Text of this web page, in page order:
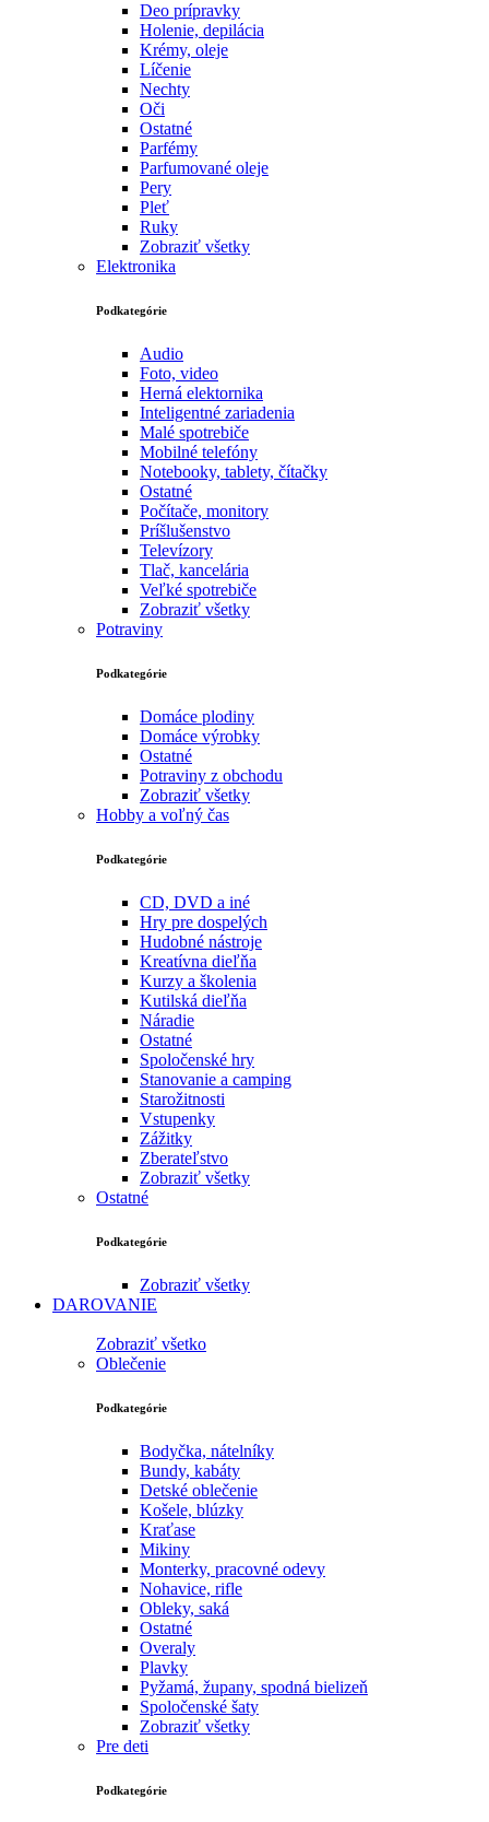
Deo prípravky
Holenie, depilácia
Krémy, oleje
Líčenie
Nechty
Oči
Ostatné
Parfémy
Parfumované oleje
Pery
Pleť
Ruky
Zobraziť všetky
Elektronika
Podkategórie
Audio
Foto, video
Herná elektornika
Inteligentné zariadenia
Malé spotrebiče
Mobilné telefóny
Notebooky, tablety, čítačky
Ostatné
Počítače, monitory
Príšlušenstvo
Televízory
Tlač, kancelária
Veľké spotrebiče
Zobraziť všetky
Potraviny
Podkategórie
Domáce plodiny
Domáce výrobky
Ostatné
Potraviny z obchodu
Zobraziť všetky
Hobby a voľný čas
Podkategórie
CD, DVD a iné
Hry pre dospelých
Hudobné nástroje
Kreatívna dieľňa
Kurzy a školenia
Kutilská dieľňa
Náradie
Ostatné
Spoločenské hry
Stanovanie a camping
Starožitnosti
Vstupenky
Zážitky
Zberateľstvo
Zobraziť všetky
Ostatné
Podkategórie
Zobraziť všetky
DAROVANIE
Zobraziť všetko
Oblečenie
Podkategórie
Bodyčka, nátelníky
Bundy, kabáty
Detské oblečenie
Košele, blúzky
Kraťase
Mikiny
Monterky, pracovné odevy
Nohavice, rifle
Obleky, saká
Ostatné
Overaly
Plavky
Pyžamá, župany, spodná bielizeň
Spoločenské šaty
Zobraziť všetky
Pre deti
Podkategórie